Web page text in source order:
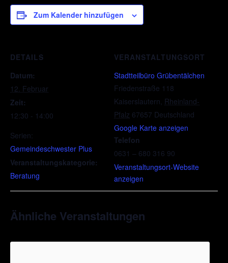
Zum Kalender hinzufügen
DETAILS
Datum:
12. Februar
Zeit:
12:30 - 14:00
Serien:
Gemeindeschwester Plus
Veranstaltungskategorie:
Beratung
VERANSTALTUNGSORT
Stadtteilbüro Grübentälchen
Friedenstraße 118
Kaiserslautern, Rheinland-
Pfalz 67657 Deutschland
Google Karte anzeigen
Telefon
0631 – 680 316 90
Veranstaltungsort-Website
anzeigen
Ähnliche Veranstaltungen